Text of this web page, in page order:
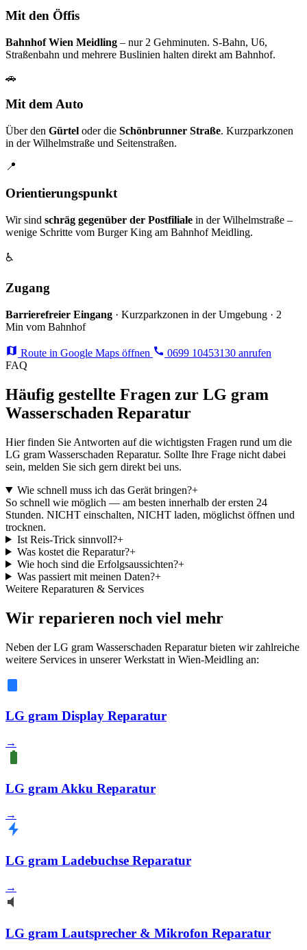
Mit den Öffis
Bahnhof Wien Meidling – nur 2 Gehminuten. S-Bahn, U6,
Straßenbahn und mehrere Buslinien halten direkt am Bahnhof.
🚗
Mit dem Auto
Über den Gürtel oder die Schönbrunner Straße. Kurzparkzonen
in der Wilhelmstraße und Seitenstraßen.
📍
Orientierungspunkt
Wir sind schräg gegenüber der Postfiliale in der Wilhelmstraße –
wenige Schritte vom Burger King am Bahnhof Meidling.
♿
Zugang
Barrierefreier Eingang · Kurzparkzonen in der Umgebung · 2
Min vom Bahnhof
Route in Google Maps öffnen
0699 10453130 anrufen
FAQ
Häufig gestellte Fragen zur LG gram
Wasserschaden Reparatur
Hier finden Sie Antworten auf die wichtigsten Fragen rund um die
LG gram Wasserschaden Reparatur. Sollte Ihre Frage nicht dabei
sein, melden Sie sich gern direkt bei uns.
Wie schnell muss ich das Gerät bringen?+
So schnell wie möglich — am besten innerhalb der ersten 24
Stunden. NICHT einschalten, NICHT laden, möglichst öffnen und
trocknen.
Ist Reis-Trick sinnvoll?+
Was kostet die Reparatur?+
Wie hoch sind die Erfolgsaussichten?+
Was passiert mit meinen Daten?+
Weitere Reparaturen & Services
Wir reparieren noch viel mehr
Neben der LG gram Wasserschaden Reparatur bieten wir zahlreiche
weitere Services in unserer Werkstatt in Wien-Meidling an:
LG gram Display Reparatur
→
LG gram Akku Reparatur
→
LG gram Ladebuchse Reparatur
→
LG gram Lautsprecher & Mikrofon Reparatur